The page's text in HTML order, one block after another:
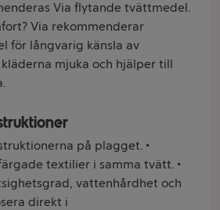
Via flytande tvättmedel.
Via rekommenderar
för långvarig känsla av
mjuka och hjälper till
på plagget. •
textilier i samma tvätt. •
vattenhårdhet och
direkt i